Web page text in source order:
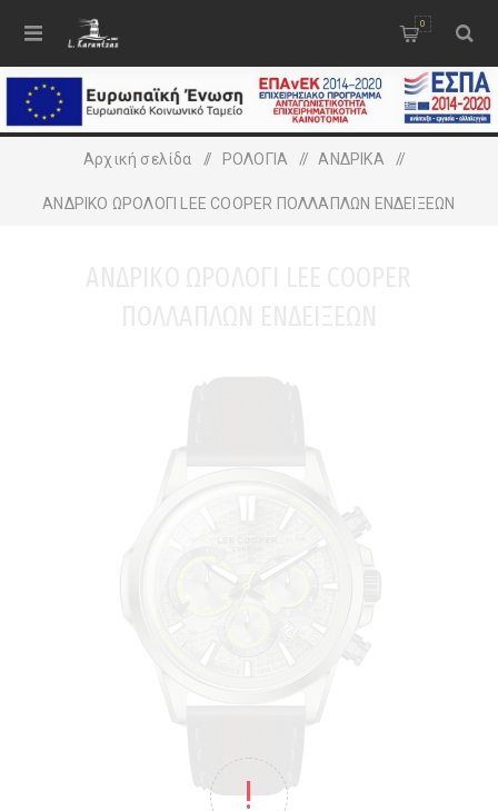
0
Αρχική σελίδα / ΡΟΛΟΓΙΑ / ΑΝΔΡΙΚA /
ΑΝΔΡΙΚΟ ΩΡΟΛΟΓΙ LEE COOPER ΠΟΛΛΑΠΛΩΝ ΕΝΔΕΙΞΕΩΝ